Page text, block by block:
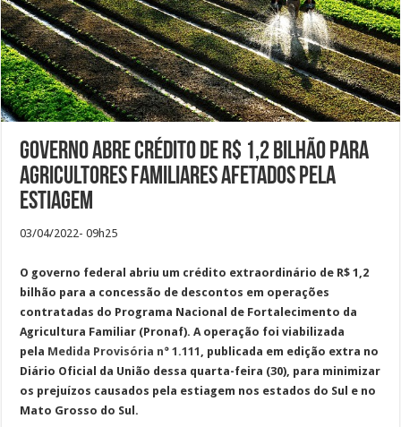
Governo abre crédito de R$ 1,2 bilhão para
agricultores familiares afetados pela
estiagem
03/04/2022- 09h25
O governo federal abriu um crédito extraordinário de R$ 1,2
bilhão para a concessão de descontos em operações
contratadas do Programa Nacional de Fortalecimento da
Agricultura Familiar (Pronaf). A operação foi viabilizada
pela Medida Provisória n° 1.111
, publicada em edição extra no
Diário Oficial da União dessa quarta-feira (30), para minimizar
os prejuízos causados pela estiagem nos estados do Sul e no
Mato Grosso do Sul.